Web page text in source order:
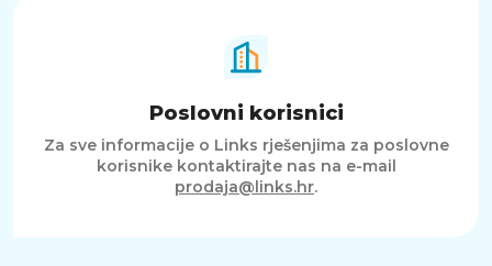
Poslovni korisnici
Za sve informacije o Links rješenjima za poslovne
korisnike kontaktirajte nas na e-mail
prodaja@links.hr.